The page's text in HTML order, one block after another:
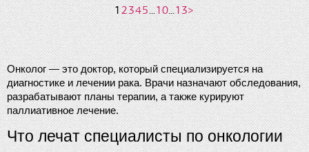
12345...10...13>
Онколог — это доктор, который специализируется на
диагностике и лечении рака. Врачи назначают обследования,
разрабатывают планы терапии, а также курируют
паллиативное лечение.
Что лечат специалисты по онкологии